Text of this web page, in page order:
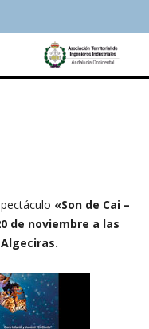
«Son de Cai –
de noviembre a las
.